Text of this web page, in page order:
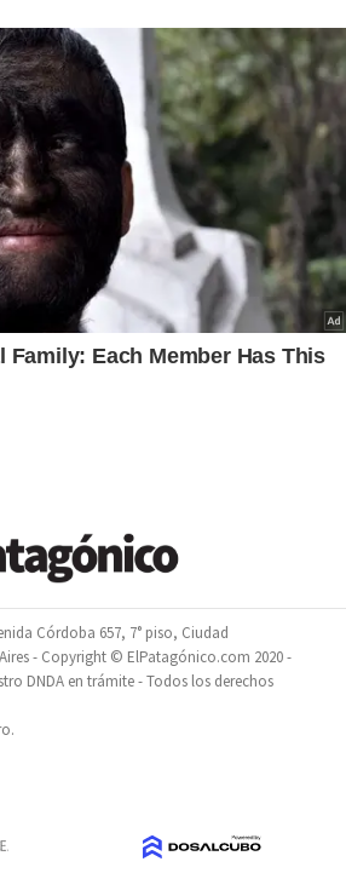
Córdoba 657, 7° piso, Ciudad
- Copyright © ElPatagónico.com 2020 -
DNDA en trámite - Todos los derechos